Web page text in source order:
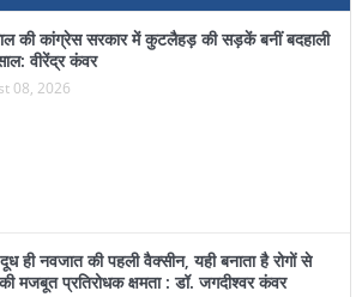
की कांग्रेस सरकार में कुटलैहड़ की सड़कें बनीं बदहाली
वीरेंद्र कंवर
08, 2026
ही नवजात की पहली वैक्सीन, यही बनाता है रोगों से
मजबूत प्रतिरोधक क्षमता : डॉ. जगदीश्वर कंवर